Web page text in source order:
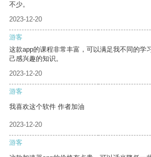
不少。
2023-12-20
游客
这款app的课程非常丰富，可以满足我不同的学
己感兴趣的知识。
2023-12-20
游客
我喜欢这个软件 作者加油
2023-12-20
游客